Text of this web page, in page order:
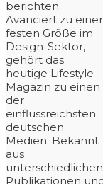
berichten.
Avanciert zu einer
festen Größe im
Design-Sektor,
gehört das
heutige Lifestyle
Magazin zu einen
der
einflussreichsten
deutschen
Medien. Bekannt
aus
unterschiedlichen
Publikationen